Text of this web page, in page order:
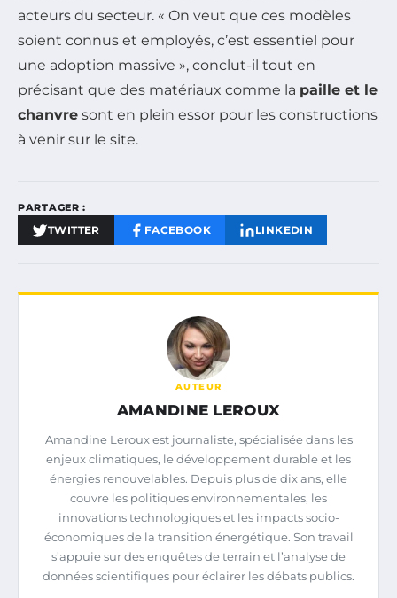
acteurs du secteur. « On veut que ces modèles
soient connus et employés, c’est essentiel pour
une adoption massive », conclut-il tout en
précisant que des matériaux comme la paille et le
chanvre sont en plein essor pour les constructions
à venir sur le site.
PARTAGER :
TWITTER FACEBOOK LINKEDIN
AUTEUR
AMANDINE LEROUX
Amandine Leroux est journaliste, spécialisée dans les
enjeux climatiques, le développement durable et les
énergies renouvelables. Depuis plus de dix ans, elle
couvre les politiques environnementales, les
innovations technologiques et les impacts socio-
économiques de la transition énergétique. Son travail
s’appuie sur des enquêtes de terrain et l’analyse de
données scientifiques pour éclairer les débats publics.